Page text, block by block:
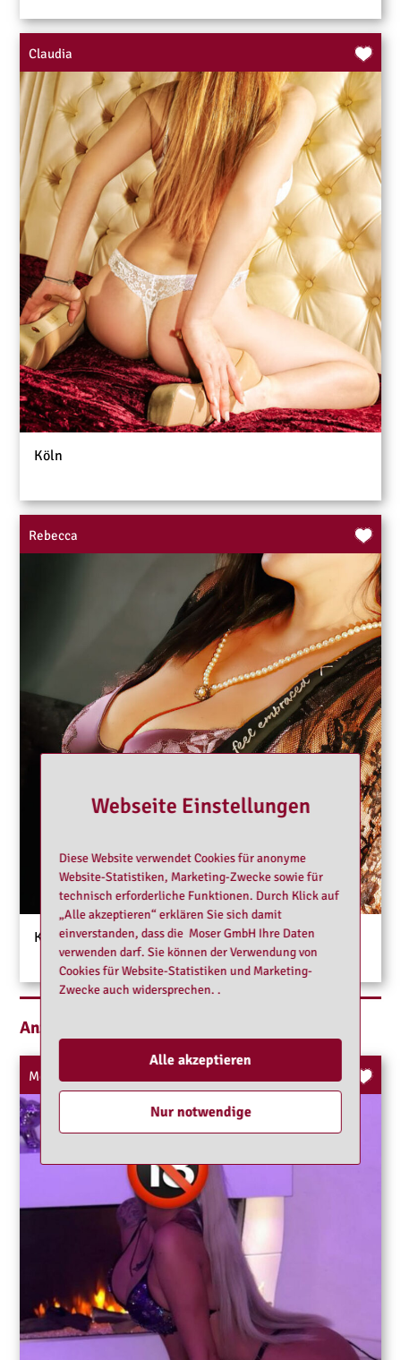
Webseite Einstellungen
Diese Website verwendet Cookies für anonyme
Website-Statistiken, Marketing-Zwecke sowie für
technisch erforderliche Funktionen. Durch Klick auf
„Alle akzeptieren“ erklären Sie sich damit
einverstanden, dass die Moser GmbH Ihre Daten
verwenden darf. Sie können der Verwendung von
Cookies für Website-Statistiken und Marketing-
Zwecke auch widersprechen. .
Alle akzeptieren
Nur notwendige
Claudia
Köln
Rebecca
Köln
Anzeigen im Umkreis bis 20km
Melissa neu